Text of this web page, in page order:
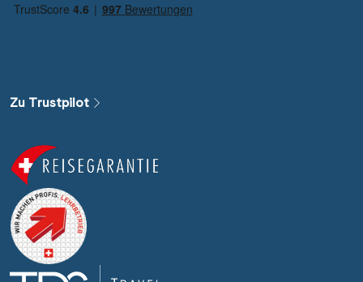
Zu Trustpilot
Nächste Reisedaten
10 August 2026
17 August 2026
7 September 2026
14 September 2026